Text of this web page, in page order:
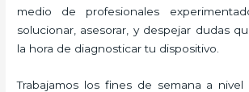
medio de profesionales
solucionar, asesorar, y despejar dudas
la hora de diagnosticar tu dispositivo.
Trabajamos los fines de semana a nivel